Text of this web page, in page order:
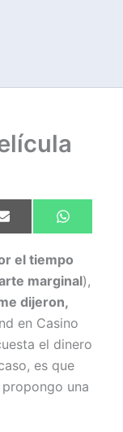
Compartir
en
E
m
i
l
en
W
h
t
s
A
p
el tiempo
marginal),
dijeron,
en Casino
el dinero
es que
una